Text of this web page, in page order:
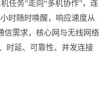
任务”走向“多机协作”，连
时随时唤醒，响应速度从
信需求，核心网与无线网络
时延、可靠性、并发连接